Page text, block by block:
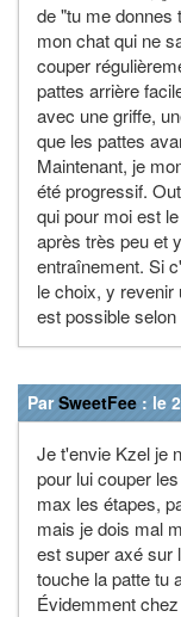
de "tu me donnes
mon chat qui ne
couper
pattes arrière
avec une griffe,
que les pattes
Maintenant, je
été progressif.
qui pour moi est
après très peu et
entraînement. Si
le choix, y revenir
est possible
ParSweetFee : le
Je t'envie Kzel je
pour lui couper
max les étapes,
mais je dois mal
est super axé sur
touche la patte tu
Évidemment